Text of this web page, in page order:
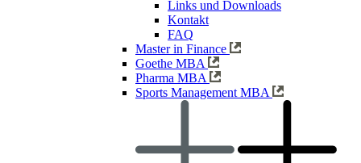
Links und Downloads
Kontakt
FAQ
Master in Finance
Goethe MBA
Pharma MBA
Sports Management MBA